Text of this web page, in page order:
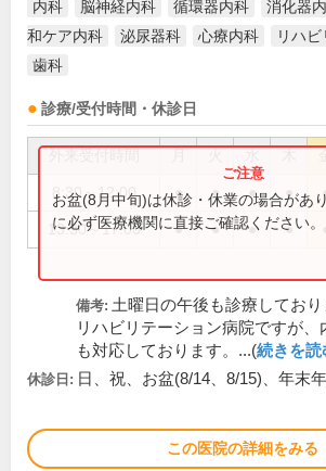
内科 脳神経内科 循環器内科 消化器
和ケア内科
泌尿器科 心療内科
リハ
歯科
診療/受付時間・休診日
8:30～12:00 ● ● ● ● ●
13:30～17:00 ● ● ● ●
お盆(8月中旬)は休診・休業の場合があ
に必ず医療機関に直接ご確認ください。
備考: 土曜日の午後も診療しており
リハビリテーション病院ですが、
も対応しております。...(続きを読
休診日: 日、祝、お盆(8/14、8/15)、年末
この医院の詳細をみる